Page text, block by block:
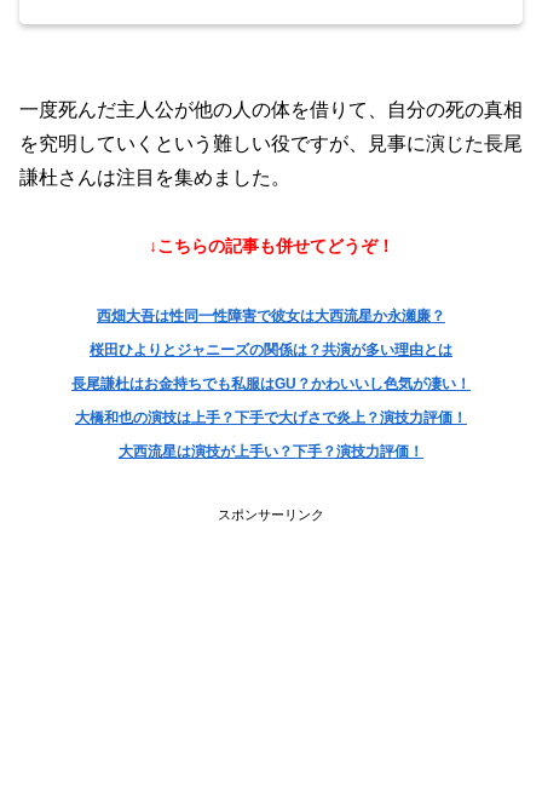
一度死んだ主人公が他の人の体を借りて、自分の死の真相
を究明していくという難しい役ですが、見事に演じた長尾
謙杜さんは注目を集めました。
↓こちらの記事も併せてどうぞ！
西畑大吾は性同一性障害で​​彼女は大西流星か永瀬廉？
桜田ひよりとジャニーズの関係は？共演が多い理由とは
長尾謙杜はお金持ちでも私服はGU？かわいいし色気が凄い！
大橋和也の演技は上手？下手で大げさで炎上？演技力評価！
大西流星は演技が上手い？下手？演技力評価！
スポンサーリンク